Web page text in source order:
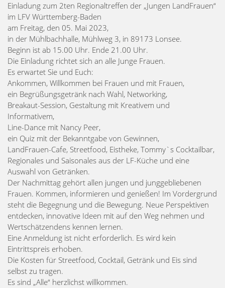
Einladung zum 2ten Regionaltreffen der „Jungen LandFrauen“
im LFV Württemberg-Baden
am Freitag, den 05. Mai 2023,
in der Mühlbachhalle, Mühlweg 3, in 89173 Lonsee.
Beginn ist ab 15.00 Uhr. Ende 21.00 Uhr.
Die Einladung richtet sich an alle Junge Frauen.
Es erwartet Sie und Euch:
Ankommen, Willkommen bei Frauen und mit Frauen,
ein Begrüßungsgetränk nach Wahl, Networking,
Breakaut-Session, Gestaltung mit Kreativem und
Informativem,
Line-Dance mit Nancy Peer,
ein Quiz mit der Bekanntgabe von Gewinnen,
LandFrauen-Cafe, Streetfood, Eistheke, Tommy`s Cocktailbar,
Regionales und Saisonales aus der LF-Küche und eine
Auswahl von Getränken.
Der Nachmittag gehört allen jungen und junggebliebenen
Frauen. Kommen, informieren und genießen! Im Vordergrund
steht die Begegnung und die Bewegung. Neue Perspektiven
entdecken, innovative Ideen mit auf den Weg nehmen und
Wertschätzendens kennen lernen.
Eine Anmeldung ist nicht erforderlich. Es wird kein
Eintrittspreis erhoben.
Die Kosten für Streetfood, Cocktail, Getränk und Eis sind
selbst zu tragen.
Es sind „Alle“ herzlichst willkommen.